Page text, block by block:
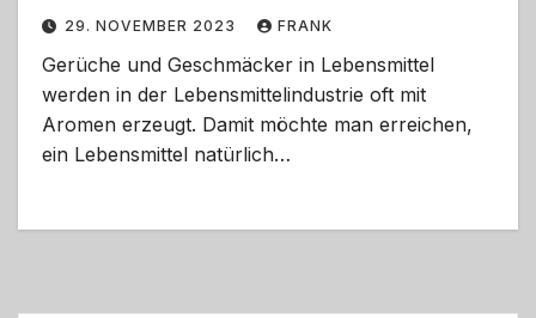
29. NOVEMBER 2023 FRANK
Gerüche und Geschmäcker in Lebensmittel
werden in der Lebensmittelindustrie oft mit
Aromen erzeugt. Damit möchte man erreichen,
ein Lebensmittel natürlich…